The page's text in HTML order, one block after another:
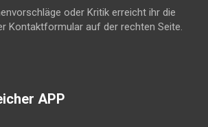
oder Kritik erreicht ihr die
Kontaktformular auf der rechten Seite.
APP